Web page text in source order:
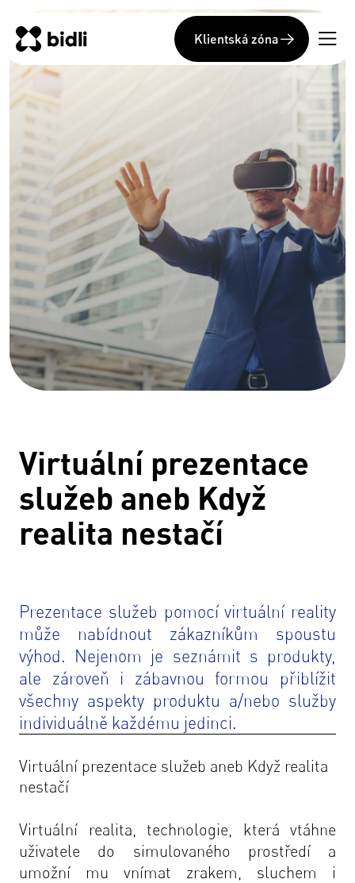
Klientská zóna
Virtuální prezentace
služeb aneb Když
realita nestačí
Prezentace služeb pomocí virtuální reality
může nabídnout zákazníkům spoustu
výhod. Nejenom je seznámit s produkty,
ale zároveň i zábavnou formou přiblížit
všechny aspekty produktu a/nebo služby
individuálně každému jedinci.
Virtuální prezentace služeb aneb Když realita
nestačí
Virtuální realita, technologie, která vtáhne
uživatele do simulovaného prostředí a
umožní mu vnímat zrakem, sluchem i